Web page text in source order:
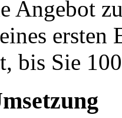
Angebot
bis Sie